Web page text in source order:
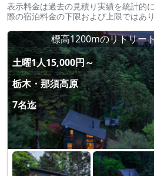
表示料金は過去の見積り実績を統計的
際の宿泊料金の下限および上限ではあり
標高1200mのリトリー
土曜1人15,000円～
栃木・那須高原
7名迄